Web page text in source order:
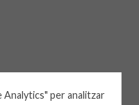
per analitzar